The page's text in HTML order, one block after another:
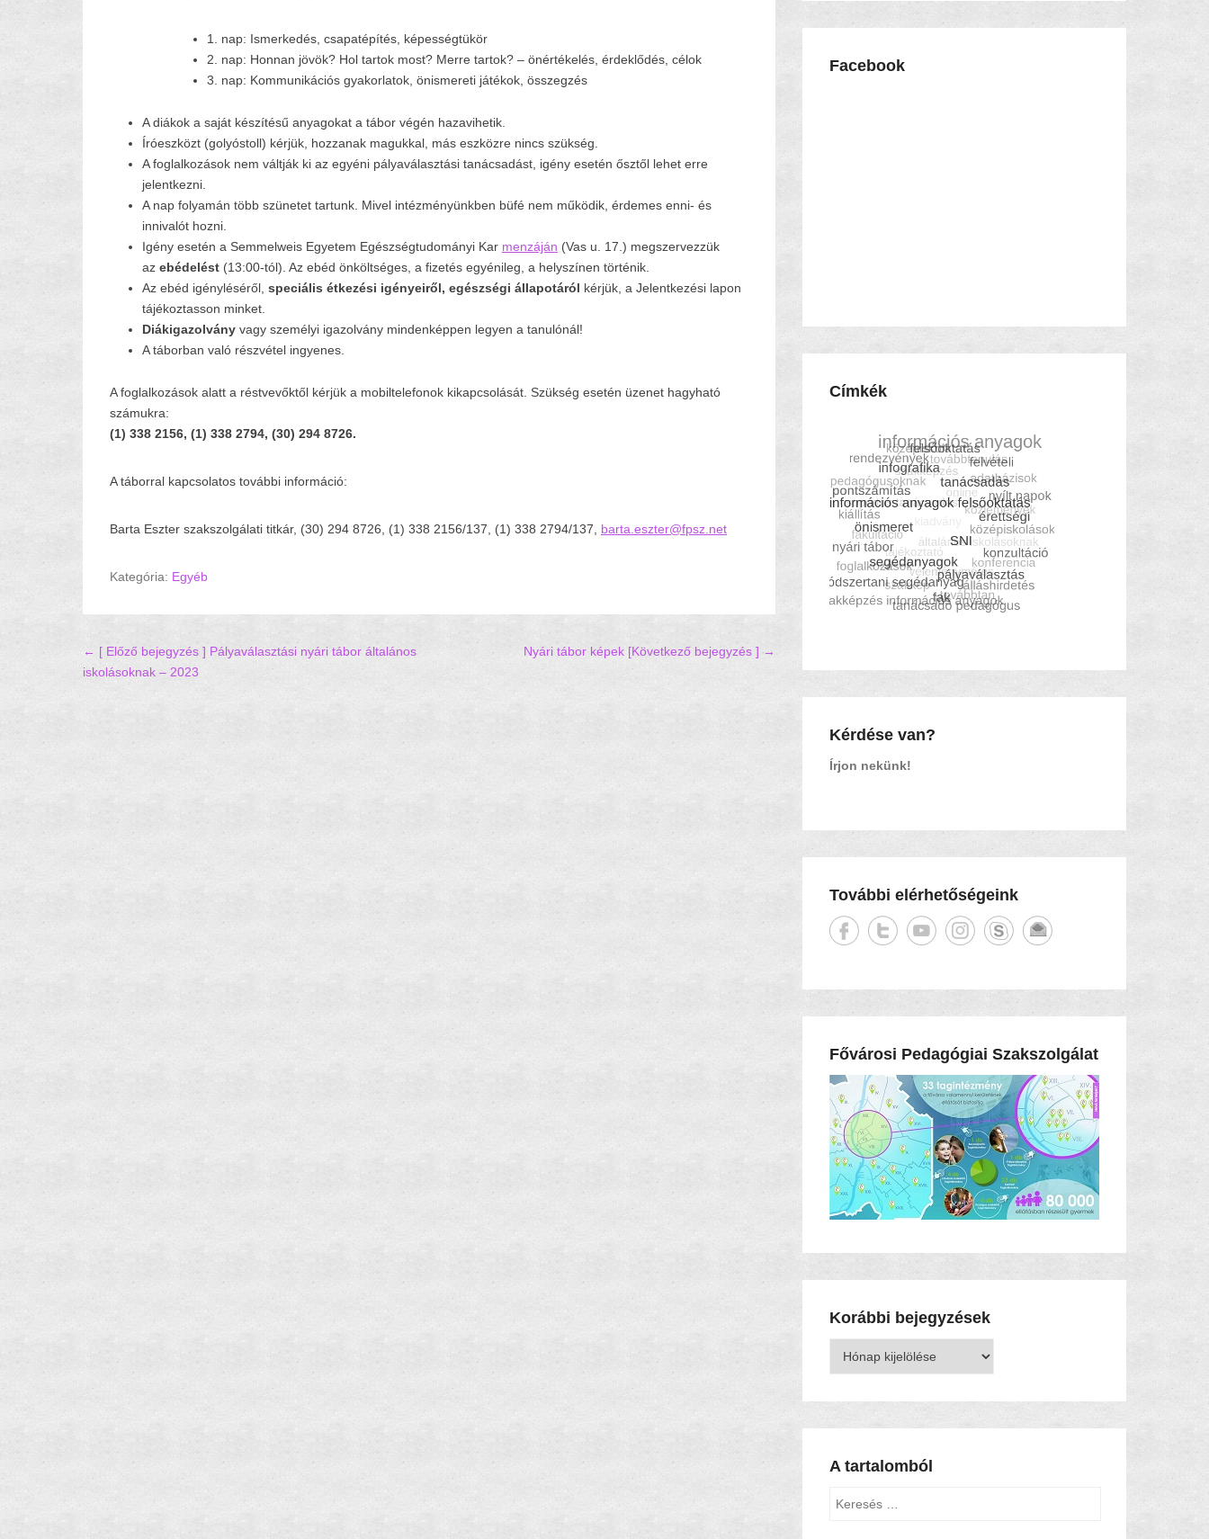
1. nap: Ismerkedés, csapatépítés, képességtükör
2. nap: Honnan jövök? Hol tartok most? Merre tartok? – önértékelés, érdeklődés, célok
3. nap: Kommunikációs gyakorlatok, önismereti játékok, összegzés
A diákok a saját készítésű anyagokat a tábor végén hazavihetik.
Íróeszközt (golyóstoll) kérjük, hozzanak magukkal, más eszközre nincs szükség.
A foglalkozások nem váltják ki az egyéni pályaválasztási tanácsadást, igény esetén ősztől lehet erre
jelentkezni.
A nap folyamán több szünetet tartunk. Mivel intézményünkben büfé nem működik, érdemes enni- és
innivalót hozni.
Igény esetén a Semmelweis Egyetem Egészségtudományi Kar menzáján (Vas u. 17.) megszervezzük
az ebédelést (13:00-tól). Az ebéd önköltséges, a fizetés egyénileg, a helyszínen történik.
Az ebéd igényléséről, speciális étkezési igényeiről, egészségi állapotáról kérjük, a Jelentkezési lapon
tájékoztasson minket.
Diákigazolvány vagy személyi igazolvány mindenképpen legyen a tanulónál!
A táborban való részvétel ingyenes.
A foglalkozások alatt a réstvevőktől kérjük a mobiltelefonok kikapcsolását. Szükség esetén üzenet hagyható
számukra:
(1) 338 2156, (1) 338 2794, (30) 294 8726.
A táborral kapcsolatos további információ:
Barta Eszter szakszolgálati titkár, (30) 294 8726, (1) 338 2156/137, (1) 338 2794/137, barta.eszter@fpsz.net
Kategória: Egyéb
Hozzászólás navigáció
← [ Előző bejegyzés ] Pályaválasztási nyári tábor általános
iskolásoknak – 2023
Nyári tábor képek [Következő bejegyzés ] →
Facebook
Címkék
Kérdése van?
Írjon nekünk!
További elérhetőségeink
Fővárosi Pedagógiai Szakszolgálat
Korábbi bejegyzések
bejegyzések
A tartalomból
Keresés